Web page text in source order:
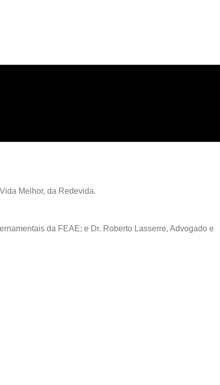
Melhor, da Redevida.
da FEAE; e Dr. Roberto Lasserre, Advogado e